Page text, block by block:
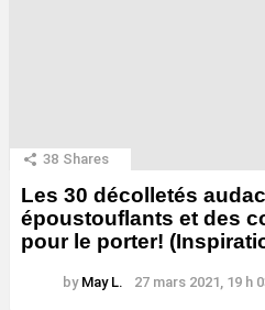
38 Shares
Les 30 décolletés
époustouflants et des
pour le porter!
by May L. 27 mars 2021, 19 h